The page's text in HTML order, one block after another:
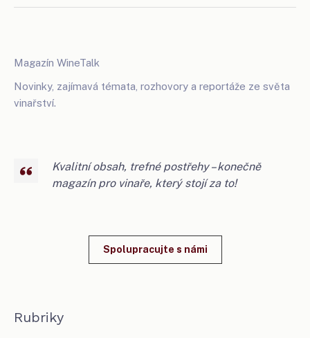
odrůdy
na
moravě
Magazín WineTalk
Novinky, zajímavá témata, rozhovory a reportáže ze světa
vinařství.
Kvalitní obsah, trefné postřehy – konečně
magazín pro vinaře, který stojí za to!
Spolupracujte s námi
Rubriky